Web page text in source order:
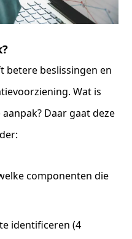
betere beslissingen en
Wat is
Daar gaat deze
componenten die
identificeren (4